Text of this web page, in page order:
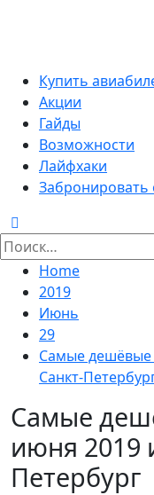
Primary
Menu
Купить
Акции
Гайды
Возможности
Лайфхаки
Забронировать
Найти:
Home
2019
Июнь
29
Самые дешёвые
Cанкт-
Самые
июня 2019
Петербург